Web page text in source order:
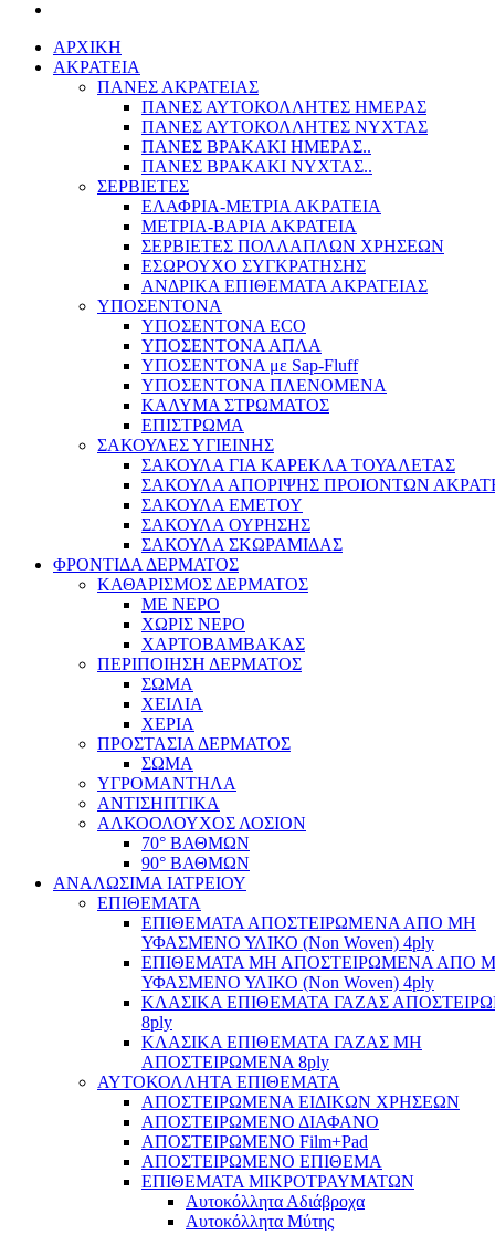
ΑΡΧΙΚΗ
ΑΚΡΑΤΕΙΑ
ΠΑΝΕΣ ΑΚΡΑΤΕΙΑΣ
ΠΑΝΕΣ ΑΥΤΟΚΟΛΛΗΤΕΣ ΗΜΕΡΑΣ
ΠΑΝΕΣ ΑΥΤΟΚΟΛΛΗΤΕΣ ΝΥΧΤΑΣ
ΠΑΝΕΣ ΒΡΑΚΑΚΙ ΗΜΕΡΑΣ..
ΠΑΝΕΣ ΒΡΑΚΑΚΙ ΝΥΧΤΑΣ..
ΣΕΡΒΙΕΤΕΣ
ΕΛΑΦΡΙΑ-ΜΕΤΡΙΑ ΑΚΡΑΤΕΙΑ
ΜΕΤΡΙΑ-ΒΑΡΙΑ ΑΚΡΑΤΕΙΑ
ΣΕΡΒΙΕΤΕΣ ΠΟΛΛΑΠΛΩΝ ΧΡΗΣΕΩΝ
ΕΣΩΡΟΥΧΟ ΣΥΓΚΡΑΤΗΣΗΣ
ΑΝΔΡΙΚΑ ΕΠΙΘΕΜΑΤΑ ΑΚΡΑΤΕΙΑΣ
ΥΠΟΣΕΝΤΟΝΑ
ΥΠΟΣΕΝΤΟΝΑ ECO
ΥΠΟΣΕΝΤΟΝΑ ΑΠΛΑ
ΥΠΟΣΕΝΤΟΝΑ με Sap-Fluff
ΥΠΟΣΕΝΤΟΝΑ ΠΛΕΝΟΜΕΝΑ
ΚΑΛΥΜΑ ΣΤΡΩΜΑΤΟΣ
ΕΠΙΣΤΡΩΜΑ
ΣΑΚΟΥΛΕΣ ΥΓΙΕΙΝΗΣ
ΣΑΚΟΥΛΑ ΓΙΑ ΚΑΡΕΚΛΑ ΤΟΥΑΛΕΤΑΣ
ΣΑΚΟΥΛΑ ΑΠΟΡΙΨΗΣ ΠΡΟΙΟΝΤΩΝ
ΣΑΚΟΥΛΑ ΕΜΕΤΟΥ
ΣΑΚΟΥΛΑ ΟΥΡΗΣΗΣ
ΣΑΚΟΥΛΑ ΣΚΩΡΑΜΙΔΑΣ
ΦΡΟΝΤΙΔΑ ΔΕΡΜΑΤΟΣ
ΚΑΘΑΡΙΣΜΟΣ ΔΕΡΜΑΤΟΣ
ΜΕ ΝΕΡΟ
ΧΩΡΙΣ ΝΕΡΟ
ΧΑΡΤΟΒΑΜΒΑΚΑΣ
ΠΕΡΙΠΟΙΗΣΗ ΔΕΡΜΑΤΟΣ
ΣΩΜΑ
ΧΕΙΛΙΑ
ΧΕΡΙΑ
ΠΡΟΣΤΑΣΙΑ ΔΕΡΜΑΤΟΣ
ΣΩΜΑ
ΥΓΡΟΜΑΝΤΗΛΑ
ΑΝΤΙΣΗΠΤΙΚΑ
ΑΛΚΟΟΛΟΥΧΟΣ ΛΟΣΙΟΝ
70° ΒΑΘΜΩΝ
90° ΒΑΘΜΩΝ
ΑΝΑΛΩΣΙΜΑ ΙΑΤΡΕΙΟΥ
ΕΠΙΘΕΜΑΤΑ
ΕΠΙΘΕΜΑΤΑ ΑΠΟΣΤΕΙΡΩΜΕΝΑ ΑΠΟ ΜΗ
ΥΦΑΣΜΕΝΟ ΥΛΙΚΟ (Non Woven) 4ply
ΕΠΙΘΕΜΑΤΑ ΜΗ ΑΠΟΣΤΕΙΡΩΜΕΝΑ ΑΠΟ
ΥΦΑΣΜΕΝΟ ΥΛΙΚΟ (Non Woven) 4ply
ΚΛΑΣΙΚΑ ΕΠΙΘΕΜΑΤΑ ΓΑΖΑΣ
8ply
ΚΛΑΣΙΚΑ ΕΠΙΘΕΜΑΤΑ ΓΑΖΑΣ ΜΗ
ΑΠΟΣΤΕΙΡΩΜΕΝΑ 8ply
ΑΥΤΟΚΟΛΛΗΤΑ ΕΠΙΘΕΜΑΤΑ
ΑΠΟΣΤΕΙΡΩΜΕΝΑ ΕΙΔΙΚΩΝ ΧΡΗΣΕΩΝ
ΑΠΟΣΤΕΙΡΩΜΕΝΟ ΔΙΑΦΑΝΟ
ΑΠΟΣΤΕΙΡΩΜΕΝΟ Film+Pad
ΑΠΟΣΤΕΙΡΩΜΕΝΟ ΕΠΙΘΕΜΑ
ΕΠΙΘΕΜΑΤΑ ΜΙΚΡΟΤΡΑΥΜΑΤΩΝ
Αυτοκόλλητα Αδιάβροχα
Αυτοκόλλητα Μύτης